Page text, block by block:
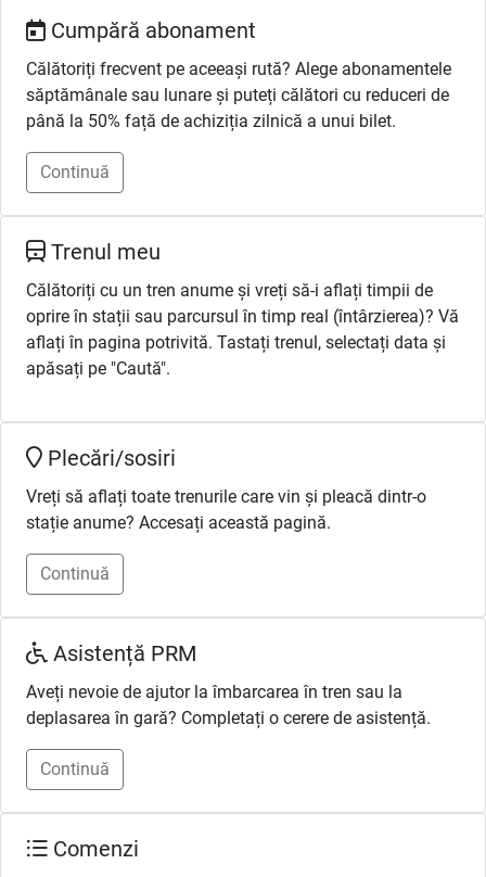
Cumpără abonament
Călătoriți frecvent pe aceeași rută? Alege abonamentele
săptămânale sau lunare și puteți călători cu reduceri de
până la 50% față de achiziția zilnică a unui bilet.
Continuă
Trenul meu
Călătoriți cu un tren anume și vreți să-i aflați timpii de
oprire în stații sau parcursul în timp real (întârzierea)? Vă
aflați în pagina potrivită. Tastați trenul, selectați data și
apăsați pe "Caută".
Plecări/sosiri
Vreți să aflați toate trenurile care vin și pleacă dintr-o
stație anume? Accesați această pagină.
Continuă
Asistență PRM
Aveți nevoie de ajutor la îmbarcarea în tren sau la
deplasarea în gară? Completați o cerere de asistență.
Continuă
Comenzi